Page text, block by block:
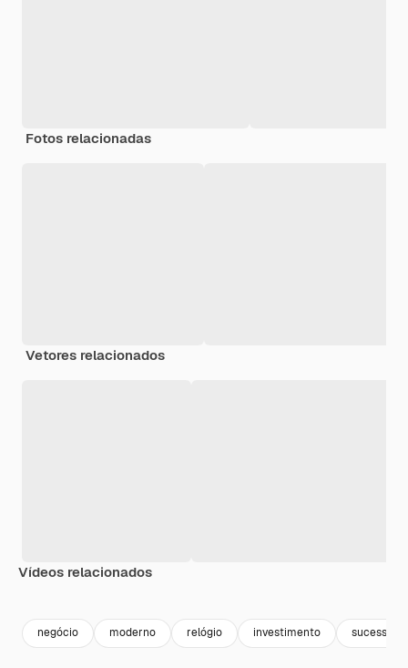
Fotos relacionadas
Vetores relacionados
Vídeos relacionados
negócio moderno relógio investimento sucesso